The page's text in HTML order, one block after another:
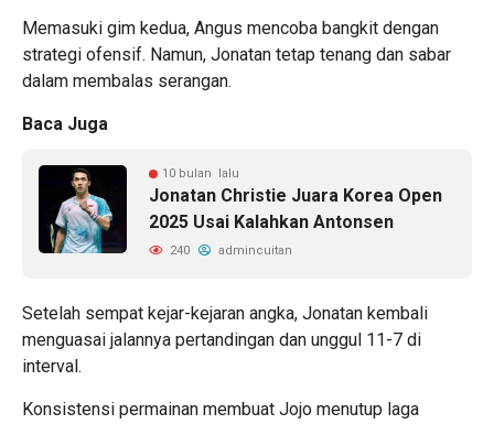
Memasuki gim kedua, Angus mencoba bangkit dengan
strategi ofensif. Namun, Jonatan tetap tenang dan sabar
dalam membalas serangan.
Baca Juga
10 bulan lalu
Jonatan Christie Juara Korea Open
2025 Usai Kalahkan Antonsen
240 admincuitan
Setelah sempat kejar-kejaran angka, Jonatan kembali
menguasai jalannya pertandingan dan unggul 11-7 di
interval.
Konsistensi permainan membuat Jojo menutup laga